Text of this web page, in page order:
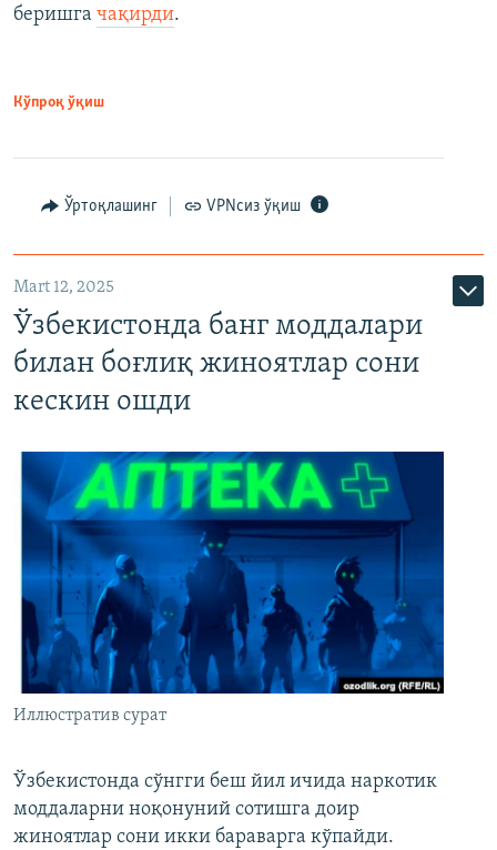
беришга чақирди.
Кўпроқ ўқиш
Ўртоқлашинг VPNсиз ўқиш
Mart 12, 2025
Ўзбекистонда банг моддалари
билан боғлиқ жиноятлар сони
кескин ошди
Иллюстратив сурат
Ўзбекистонда сўнгги беш йил ичида наркотик
моддаларни ноқонуний сотишга доир
жиноятлар сони икки бараварга кўпайди.